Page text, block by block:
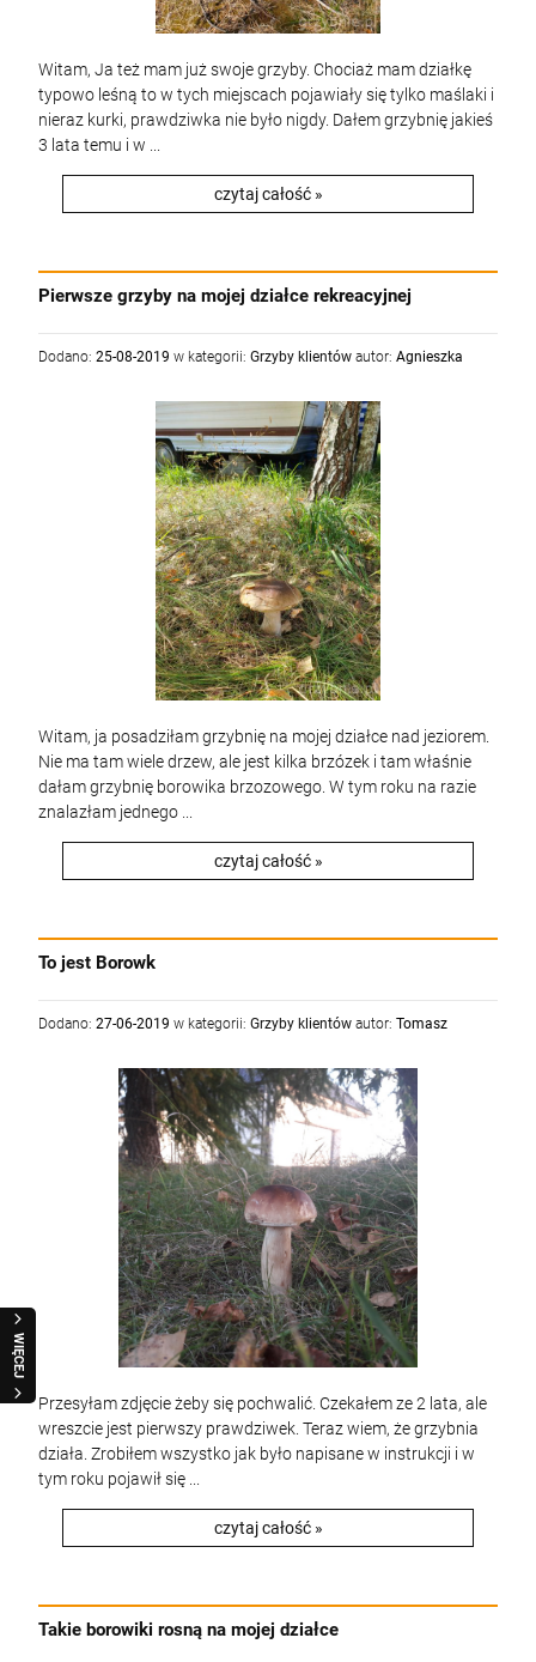
WIĘCEJ
Witam, Ja też mam już swoje grzyby. Chociaż mam działkę
typowo leśną to w tych miejscach pojawiały się tylko maślaki i
nieraz kurki, prawdziwka nie było nigdy. Dałem grzybnię jakieś
3 lata temu i w ...
czytaj całość »
Pierwsze grzyby na mojej działce rekreacyjnej
Dodano: 25-08-2019 w kategorii: Grzyby klientów autor: Agnieszka
Witam, ja posadziłam grzybnię na mojej działce nad jeziorem.
Nie ma tam wiele drzew, ale jest kilka brzózek i tam właśnie
dałam grzybnię borowika brzozowego. W tym roku na razie
znalazłam jednego ...
czytaj całość »
To jest Borowk
Dodano: 27-06-2019 w kategorii: Grzyby klientów autor: Tomasz
Przesyłam zdjęcie żeby się pochwalić. Czekałem ze 2 lata, ale
wreszcie jest pierwszy prawdziwek. Teraz wiem, że grzybnia
działa. Zrobiłem wszystko jak było napisane w instrukcji i w
tym roku pojawił się ...
czytaj całość »
Takie borowiki rosną na mojej działce